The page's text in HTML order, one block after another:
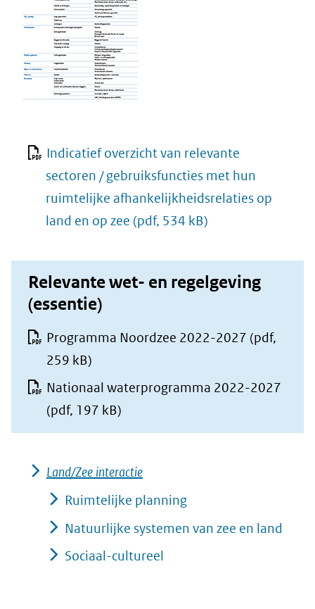
Indicatief overzicht van relevante
sectoren / gebruiksfuncties met hun
ruimtelijke afhankelijkheidsrelaties op
land en op zee (pdf, 534 kB)
Relevante wet- en regelgeving
(essentie)
Programma Noordzee 2022-2027 (pdf,
259 kB)
Nationaal waterprogramma 2022-2027
(pdf, 197 kB)
Land/Zee interactie
Ruimtelijke planning
Natuurlijke systemen van zee en land
Sociaal-cultureel